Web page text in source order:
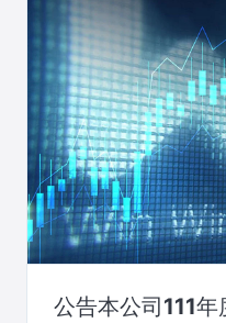
公告本公司111